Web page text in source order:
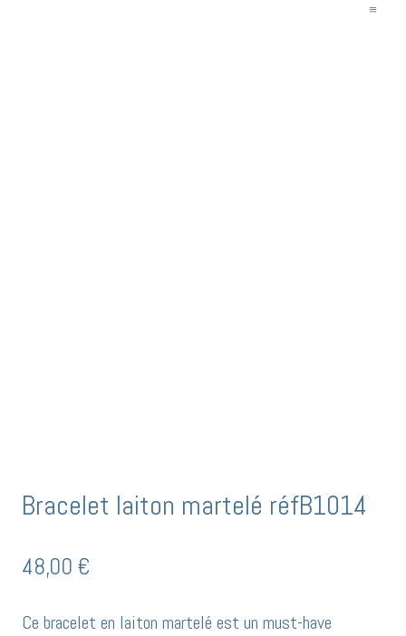
Bracelet laiton martelé réfB1014
48,00 €
Ce bracelet en laiton martelé est un must-have